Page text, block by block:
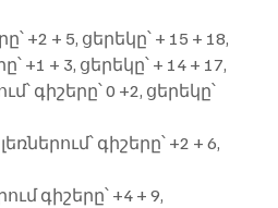
+2 + 5, ցերեկը՝ + 15 + 18,
+1 + 3, ցերեկը՝ + 14 + 17,
գիշերը՝ 0 +2, ցերեկը՝
գիշերը՝ +2 + 6,
գիշերը՝ +4 + 9,